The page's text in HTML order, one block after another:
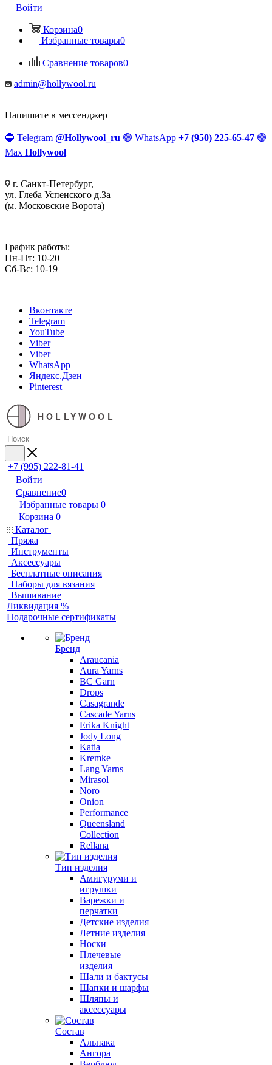
Войти
Корзина0
Избранные товары0
Сравнение товаров0
admin@hollywool.ru
Напишите в мессенджер
🔵 Telegram @Hollywool_ru 🟢 WhatsApp +7 (950) 225-65-47 🟣
Max Hollywool
г. Санкт-Петербург,
ул. Глеба Успенского д.3а
(м. Московские Ворота)
График работы:
Пн-Пт: 10-20
Сб-Вс: 10-19
Вконтакте
Telegram
YouTube
Viber
Viber
WhatsApp
Яндекс.Дзен
Pinterest
HOLLYWOOL
+7 (995) 222-81-41
Войти
Сравнение0
Избранные товары 0
Корзина 0
Каталог
Пряжа
Инструменты
Аксессуары
Бесплатные описания
Наборы для вязания
Вышивание
Ликвидация %
Подарочные сертификаты
Бренд
Araucania
Aura Yarns
BC Garn
Drops
Casagrande
Cascade Yarns
Erika Knight
Jody Long
Katia
Kremke
Lang Yarns
Mirasol
Noro
Onion
Performance
Queensland
Collection
Rellana
Тип изделия
Амигуруми и
игрушки
Варежки и
перчатки
Детские изделия
Летние изделия
Носки
Плечевые
изделия
Шали и бактусы
Шапки и шарфы
Шляпы и
аксессуары
Состав
Альпака
Ангора